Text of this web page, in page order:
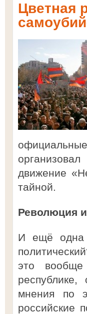
Цветная
движение
тайной.
Революция
И ещё одна
это
мнения по
российские